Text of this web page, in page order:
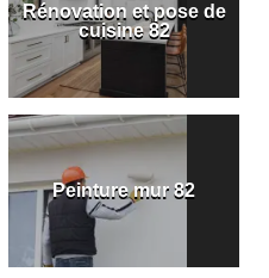
Rénovation et pose de
cuisine 82
Peinture mur 82